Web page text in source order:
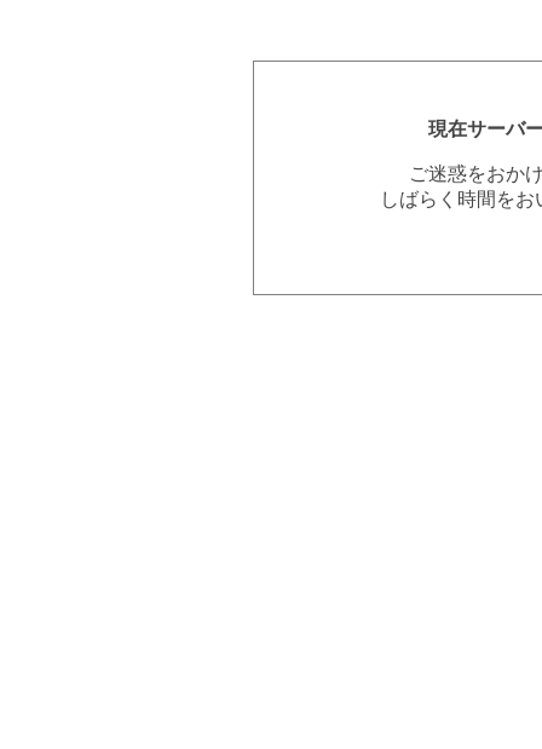
現在サーバ
ご迷惑をおか
しばらく時間を